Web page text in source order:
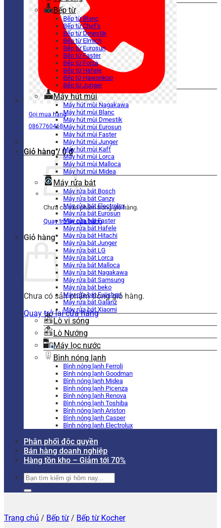
Gọi mua hàng
0867760468
Giỏ hàng / 0₫
Chưa có sản phẩm trong giỏ hàng.
Quay trở lại cửa hàng
Giỏ hàng
Chưa có sản phẩm trong giỏ hàng.
Quay trở lại cửa hàng
Bếp từ
Bếp từ Blanc
Bếp từ Chef’s
Bếp từ Dmestik
Bếp từ Elmich
Bếp từ Eurosun
Bếp từ Faster
Bếp từ Forza
Bếp từ Hafele
Bếp từ Hawonkoo
Bếp từ Junger
Máy hút mùi
Máy hút mùi Nagakawa
Máy hút mùi Blanc
Máy hút mùi Dmestik
Máy hút mùi Eurosun
Máy hút mùi Faster
Máy hút mùi Junger
Máy hút mùi Kaff
Máy hút mùi Lorca
Máy hút mùi Malloca
Máy hút mùi Midea
Máy rửa bát
Máy rửa bát Bosch
Máy rửa bát Canzy
Máy rửa bát Electrolux
Máy rửa bát Eurosun
Máy rửa bát Faster
Máy rửa bát Hafele
Máy rửa bát Hitachi
Máy rửa bát Junger
Máy rửa bát LG
Máy rửa bát Lorca
Máy rửa bát Malloca
Máy rửa bát Nagakawa
Máy rửa bát Samsung
Máy rửa bát beko
Máy rửa bát Fujishan
Máy rửa bát Galanz
Máy rửa bát Xiaomi
Lò vi sóng
Lò Nướng
Máy lọc nước
Bình nóng lạnh
Bình nóng lạnh Ferroli
Bình nóng lạnh Goodman
Bình nóng lạnh Midea
Bình nóng lạnh Picenza
Bình nóng lạnh Renova
Bình nóng lạnh Toshiba
Bình nóng lạnh Ariston
Bình nóng lạnh Casper
Bình nóng lạnh Electrolux
Phân phối độc quyền
Bán hàng doanh nghiệp
Hàng tồn kho – Giảm tới 70%
Tìm
kiếm:
Trang chủ / Bếp từ / Bếp từ Kocher